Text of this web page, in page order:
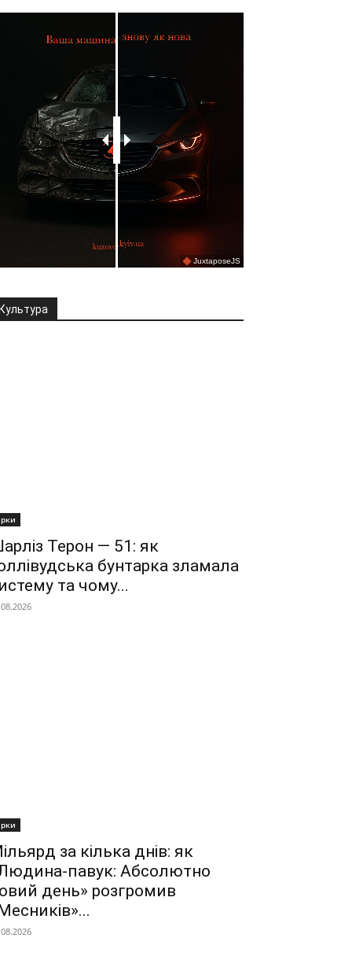
Культура
Терон — 51: як
бунтарка зламала
та чому...
за кілька днів: як
павук: Абсолютно
день» розгромив